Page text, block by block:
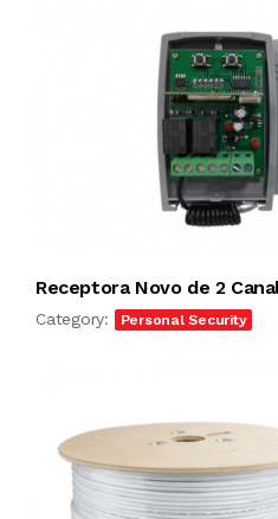
Receptora Novo de 2
Category: Personal Security